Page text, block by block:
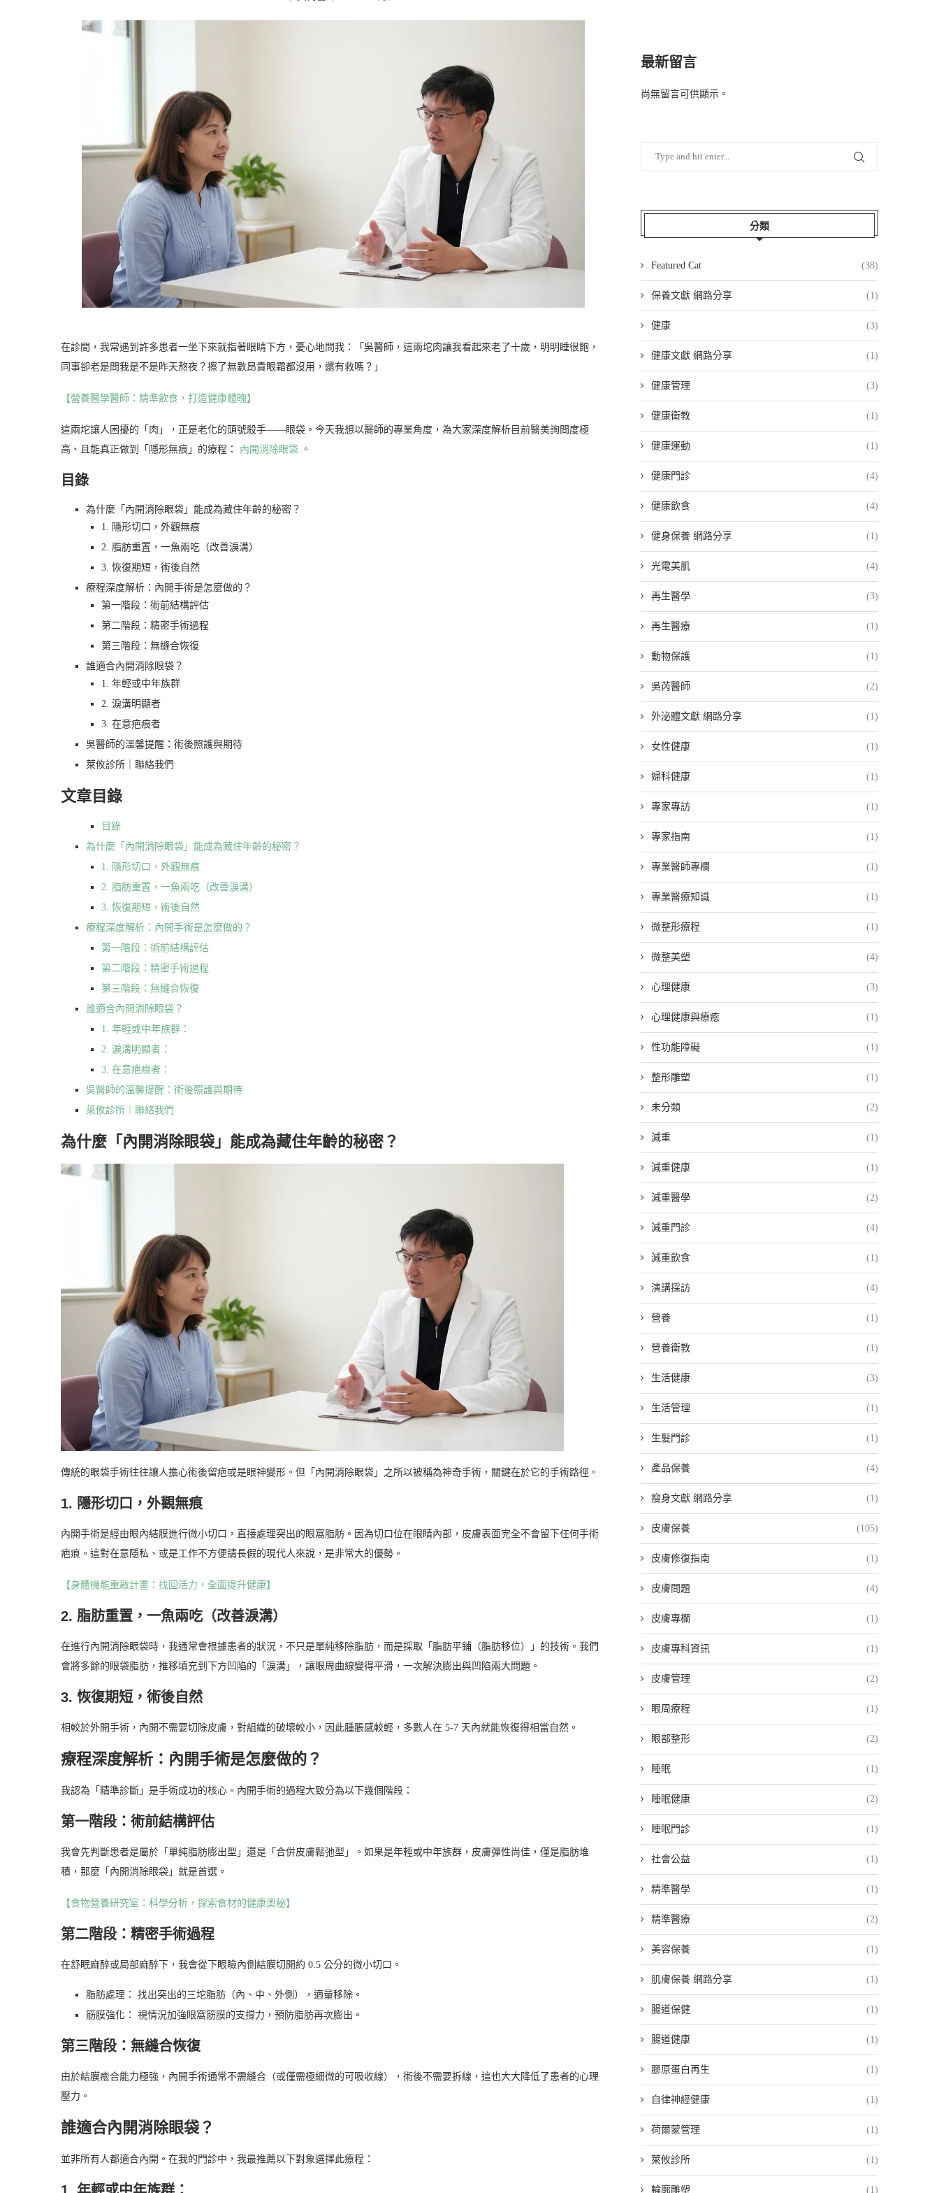
在診間，我常遇到許多患者一坐下來就指著眼睛下方，憂心地問我：「吳醫師，這兩坨肉讓我看起來老了十歲，明明睡很飽，
同事卻老是問我是不是昨天熬夜？擦了無數昂貴眼霜都沒用，還有救嗎？」
【營養醫學醫師：精準飲食，打造健康體魄】
這兩坨讓人困擾的「肉」，正是老化的頭號殺手——眼袋。今天我想以醫師的專業角度，為大家深度解析目前醫美詢問度極
高、且能真正做到「隱形無痕」的療程： 內開消除眼袋 。
目錄
為什麼「內開消除眼袋」能成為藏住年齡的秘密？
1. 隱形切口，外觀無痕
2. 脂肪重置，一魚兩吃（改善淚溝）
3. 恢復期短，術後自然
療程深度解析：內開手術是怎麼做的？
第一階段：術前結構評估
第二階段：精密手術過程
第三階段：無縫合恢復
誰適合內開消除眼袋？
1. 年輕或中年族群
2. 淚溝明顯者
3. 在意疤痕者
吳醫師的溫馨提醒：術後照護與期待
萊攸診所｜聯絡我們
文章目錄
目錄
為什麼「內開消除眼袋」能成為藏住年齡的秘密？
1. 隱形切口，外觀無痕
2. 脂肪重置，一魚兩吃（改善淚溝）
3. 恢復期短，術後自然
療程深度解析：內開手術是怎麼做的？
第一階段：術前結構評估
第二階段：精密手術過程
第三階段：無縫合恢復
誰適合內開消除眼袋？
1. 年輕或中年族群：
2. 淚溝明顯者：
3. 在意疤痕者：
吳醫師的溫馨提醒：術後照護與期待
萊攸診所｜聯絡我們
為什麼「內開消除眼袋」能成為藏住年齡的秘密？
傳統的眼袋手術往往讓人擔心術後留疤或是眼神變形。但「內開消除眼袋」之所以被稱為神奇手術，關鍵在於它的手術路徑。
1. 隱形切口，外觀無痕
內開手術是經由眼內結膜進行微小切口，直接處理突出的眼窩脂肪。因為切口位在眼睛內部，皮膚表面完全不會留下任何手術
疤痕。這對在意隱私、或是工作不方便請長假的現代人來說，是非常大的優勢。
【身體機能重啟計畫：找回活力，全面提升健康】
2. 脂肪重置，一魚兩吃（改善淚溝）
在進行內開消除眼袋時，我通常會根據患者的狀況，不只是單純移除脂肪，而是採取「脂肪平鋪（脂肪移位）」的技術。我們
會將多餘的眼袋脂肪，推移填充到下方凹陷的「淚溝」，讓眼周曲線變得平滑，一次解決膨出與凹陷兩大問題。
3. 恢復期短，術後自然
相較於外開手術，內開不需要切除皮膚，對組織的破壞較小，因此腫脹感較輕，多數人在 5-7 天內就能恢復得相當自然。
療程深度解析：內開手術是怎麼做的？
我認為「精準診斷」是手術成功的核心。內開手術的過程大致分為以下幾個階段：
第一階段：術前結構評估
我會先判斷患者是屬於「單純脂肪膨出型」還是「合併皮膚鬆弛型」。如果是年輕或中年族群，皮膚彈性尚佳，僅是脂肪堆
積，那麼「內開消除眼袋」就是首選。
【食物營養研究室：科學分析，探索食材的健康奧秘】
第二階段：精密手術過程
在舒眠麻醉或局部麻醉下，我會從下眼瞼內側結膜切開約 0.5 公分的微小切口。
脂肪處理： 找出突出的三坨脂肪（內、中、外側），適量移除。
筋膜強化： 視情況加強眼窩筋膜的支撐力，預防脂肪再次膨出。
第三階段：無縫合恢復
由於結膜癒合能力極強，內開手術通常不需縫合（或僅需極細微的可吸收線），術後不需要拆線，這也大大降低了患者的心理
壓力。
誰適合內開消除眼袋？
並非所有人都適合內開。在我的門診中，我最推薦以下對象選擇此療程：
最新留言
尚無留言可供顯示。
分類
Featured Cat (38)
保養文獻 網路分享 (1)
健康 (3)
健康文獻 網路分享 (1)
健康管理 (3)
健康衛教 (1)
健康運動 (1)
健康門診 (4)
健康飲食 (4)
健身保養 網路分享 (1)
光電美肌 (4)
再生醫學 (3)
再生醫療 (1)
動物保護 (1)
吳芮醫師 (2)
外泌體文獻 網路分享 (1)
女性健康 (1)
婦科健康 (1)
專家專訪 (1)
專家指南 (1)
專業醫師專欄 (1)
專業醫療知識 (1)
微整形療程 (1)
微整美塑 (4)
心理健康 (3)
心理健康與療癒 (1)
性功能障礙 (1)
整形雕塑 (1)
未分類 (2)
減重 (1)
減重健康 (1)
減重醫學 (2)
減重門診 (4)
減重飲食 (1)
演講採訪 (4)
營養 (1)
營養衛教 (1)
生活健康 (3)
生活管理 (1)
生髮門診 (1)
產品保養 (4)
瘦身文獻 網路分享 (1)
皮膚保養 (105)
皮膚修復指南 (1)
皮膚問題 (4)
皮膚專欄 (1)
皮膚專科資訊 (1)
皮膚管理 (2)
眼周療程 (1)
眼部整形 (2)
睡眠 (1)
睡眠健康 (2)
睡眠門診 (1)
社會公益 (1)
精準醫學 (1)
精準醫療 (2)
美容保養 (1)
肌膚保養 網路分享 (1)
腸道保健 (1)
腸道健康 (1)
膠原蛋白再生 (1)
自律神經健康 (1)
荷爾蒙管理 (1)
萊攸診所 (1)
輪廓雕塑 (1)